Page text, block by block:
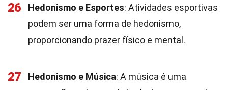
26 Hedonismo e Esportes: Atividades esportivas
podem ser uma forma de hedonismo,
proporcionando prazer físico e mental.
27 Hedonismo e Música: A música é uma